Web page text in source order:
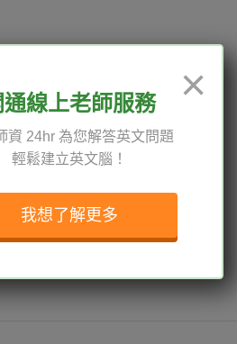
私權與服務條款
×
通線上老師服務
資 24hr 為您解答英文問題
輕鬆建立英文腦！
我想了解更多